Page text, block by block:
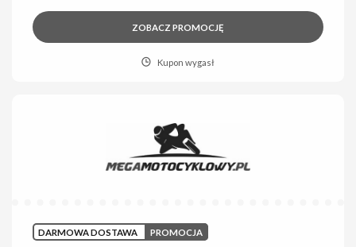
ZOBACZ PROMOCJĘ
Kupon wygasł
DARMOWA DOSTAWA PROMOCJA